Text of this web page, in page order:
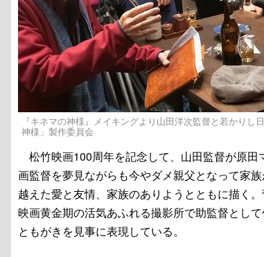
『キネマの神様』メイキングより山田洋次監督と若かり
神様」製作委員会
松竹映画100周年を記念して、山田監督が原
画監督を夢見ながらも今やダメ親父となって家
越えた愛と友情、家族のありようとともに描く
映画黄金期の活気あふれる撮影所で助監督とし
ともがきを見事に表現している。